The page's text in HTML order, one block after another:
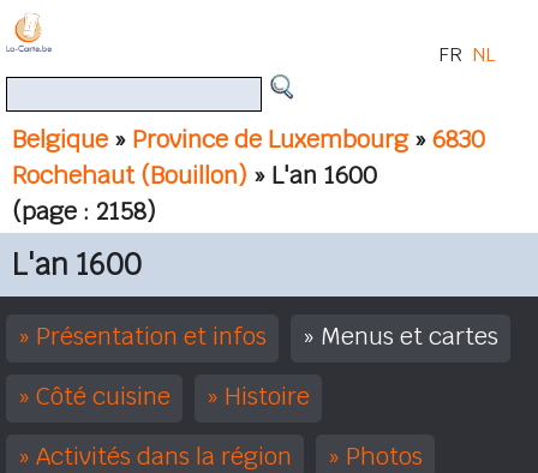
Belgique » Province de Luxembourg»6830
Rochehaut (Bouillon) » L'an 1600
(page : 2158)
FR NL
L'an 1600
Présentation et infos
Menus et cartes
Côté cuisine
Histoire
Activités dans la région
Photos